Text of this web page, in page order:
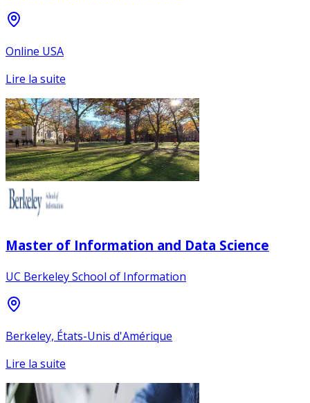
Online USA
Lire la suite
Master of Information and Data Science
UC Berkeley School of Information
Berkeley, États-Unis d'Amérique
Lire la suite